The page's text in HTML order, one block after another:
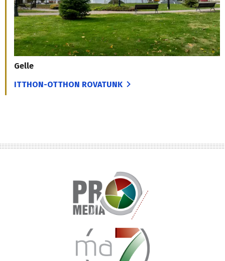
Gelle
ITTHON-OTTHON ROVATUNK